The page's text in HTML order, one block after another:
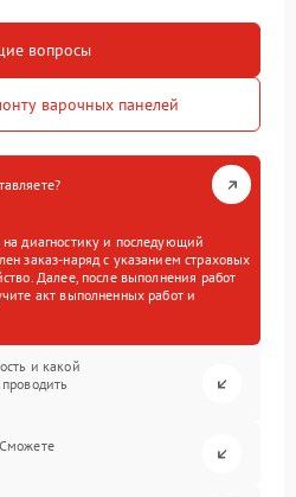
вопросы
варочных панелей
диагностику и последующий
заказ-наряд с указанием страховых
Далее, после выполнения работ
акт выполненных работ и
и какой